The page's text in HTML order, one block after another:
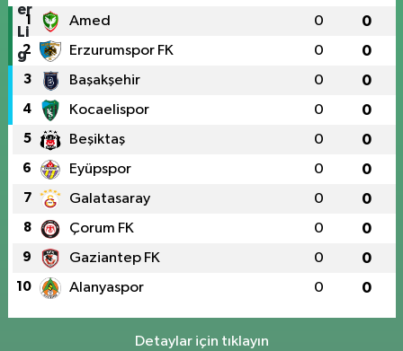
1 Amed 0 0
2 Erzurumspor FK 0 0
3 Başakşehir 0 0
4 Kocaelispor 0 0
5 Beşiktaş 0 0
6 Eyüpspor 0 0
7 Galatasaray 0 0
8 Çorum FK 0 0
9 Gaziantep FK 0 0
10 Alanyaspor 0 0
Detaylar için tıklayın